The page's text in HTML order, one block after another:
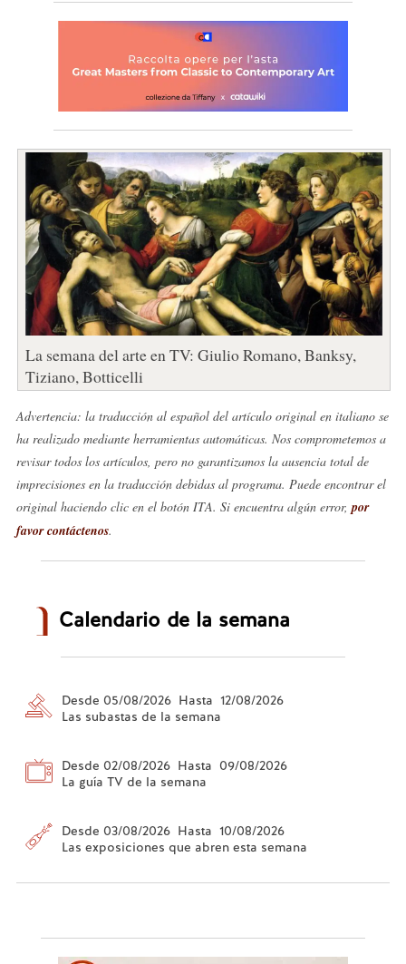
La semana del arte en TV: Giulio Romano, Banksy,
Tiziano, Botticelli
Advertencia: la traducción al español del artículo original en italiano se
ha realizado mediante herramientas automáticas. Nos comprometemos a
revisar todos los artículos, pero no garantizamos la ausencia total de
imprecisiones en la traducción debidas al programa. Puede encontrar el
original haciendo clic en el botón ITA. Si encuentra algún error, por
favor contáctenos.
Calendario de la semana
Desde 05/08/2026 Hasta 12/08/2026
Las subastas de la semana
Desde 02/08/2026 Hasta 09/08/2026
La guía TV de la semana
Desde 03/08/2026 Hasta 10/08/2026
Las exposiciones que abren esta semana